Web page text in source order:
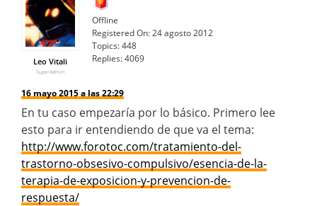
Leo Vitali
SuperAdmin
Offline
Registered On:24 agosto 2012
Topics:448
Replies:4069
16 mayo 2015 a las 22:29
En tu caso empezaría por lo básico. Primero lee
esto para ir entendiendo de que va el tema:
http://www.forotoc.com/tratamiento-del-
trastorno-obsesivo-compulsivo/esencia-de-la-
terapia-de-exposicion-y-prevencion-de-
respuesta/